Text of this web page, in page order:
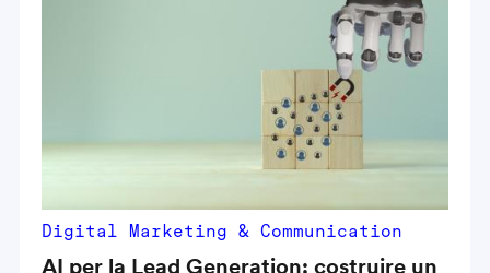
Digital Marketing & Communication
AI per la Lead Generation: costruire un